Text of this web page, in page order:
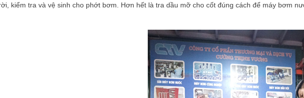
kiểm tra và vệ sinh cho phớt bơm. Hơn hết là tra dầu mỡ cho cốt đúng cách để máy bơm